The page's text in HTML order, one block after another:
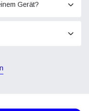
Gerät?